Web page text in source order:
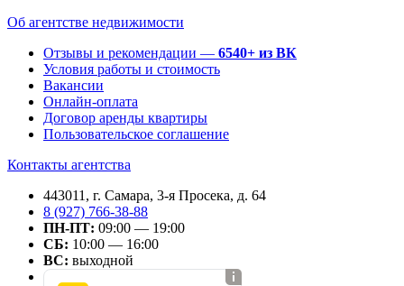
Об агентстве недвижимости
Отзывы и рекомендации — 6540+ из ВК
Условия работы и стоимость
Вакансии
Онлайн-оплата
Договор аренды квартиры
Пользовательское соглашение
Контакты агентства
443011, г. Самара, 3-я Просека, д. 64
8 (927) 766-38-88
ПН-ПТ: 09:00 — 19:00
СБ: 10:00 — 16:00
ВС: выходной